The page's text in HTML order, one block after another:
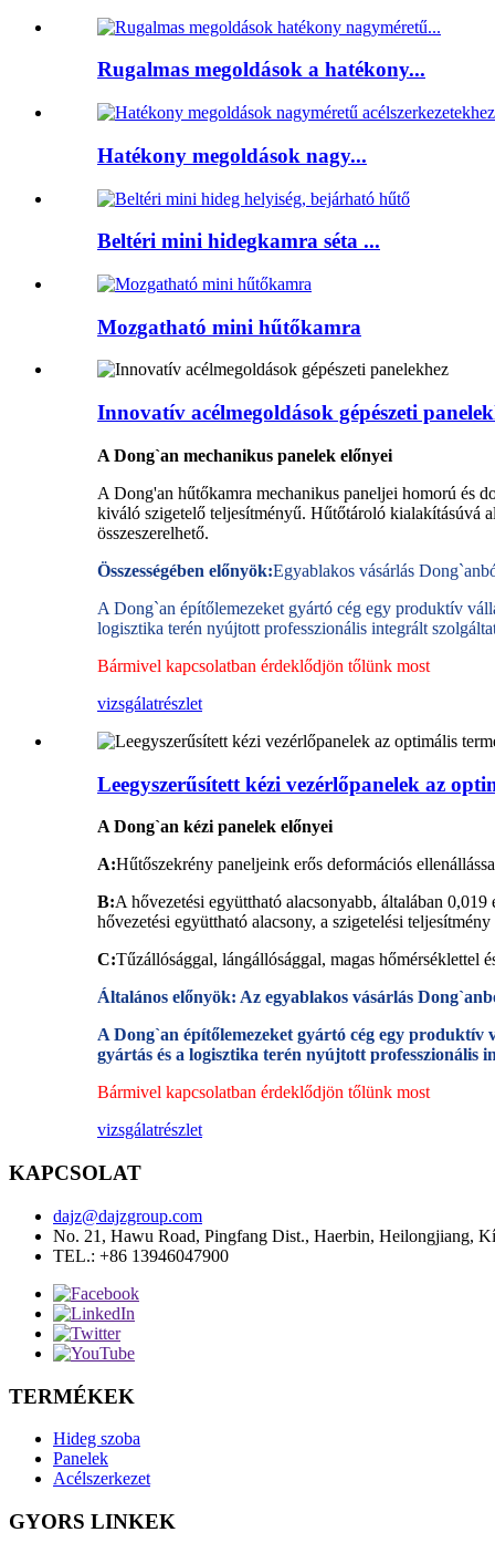
Rugalmas megoldások a hatékony...
Hatékony megoldások nagy...
Beltéri mini hidegkamra séta ...
Mozgatható mini hűtőkamra
Innovatív acélmegoldások gépészeti
A Dong`an mechanikus panelek előnyei
A Dong'an hűtőkamra mechanikus paneljei homorú és
kiváló szigetelő teljesítményű. Hűtőtároló kialakításúvá
összeszerelhető.
Összességében előnyök:Egyablakos vásárlás
A Dong`an építőlemezeket gyártó cég egy produktív
logisztika terén nyújtott professzionális integrált
Bármivel kapcsolatban érdeklődjön tőlünk most
vizsgálatrészlet
Leegyszerűsített kézi vezérlőpanelek az
A Dong`an kézi panelek előnyei
A:Hűtőszekrény paneljeink erős deformációs
B:A hővezetési együttható alacsonyabb, általában
hővezetési együttható alacsony, a szigetelési
C:Tűzállósággal, lángállósággal, magas hőmérséklettel
Általános előnyök: Az egyablakos vásárlás
A Dong`an építőlemezeket gyártó cég egy produktív
gyártás és a logisztika terén nyújtott professzionális
Bármivel kapcsolatban érdeklődjön tőlünk most
vizsgálatrészlet
KAPCSOLAT
dajz@dajzgroup.com
No. 21, Hawu Road, Pingfang Dist., Haerbin, Heilongjiang,
TEL.: +86 13946047900
TERMÉKEK
Hideg szoba
Panelek
Acélszerkezet
GYORS LINKEK